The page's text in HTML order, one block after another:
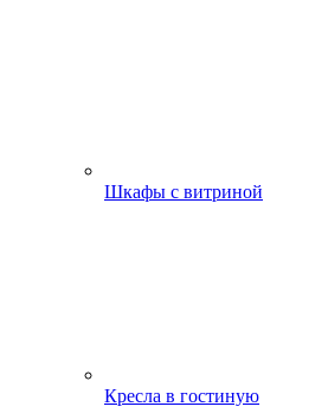
Шкафы с витриной
Кресла в гостиную